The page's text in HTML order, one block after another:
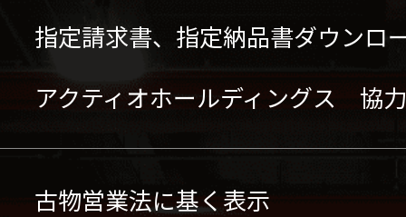
指定請求書、指定納品書ダウンロ
アクティオホールディングス 協
古物営業法に基く表示